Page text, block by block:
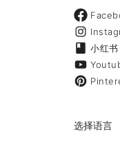
小红书
选择语言